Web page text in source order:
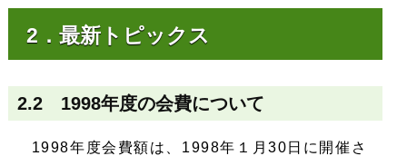
ン
2．最新トピックス
2.2 1998年度の会費について
1998年度会費額は、1998年１月30日に開催さ